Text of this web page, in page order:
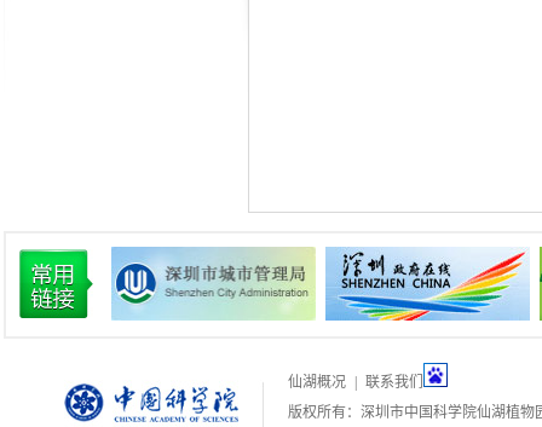
仙湖概况
联系我们
版权所有：深圳市中国科学院仙湖植物